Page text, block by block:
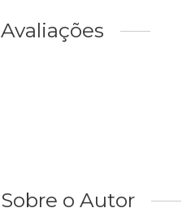
Avaliações
Sobre o Autor